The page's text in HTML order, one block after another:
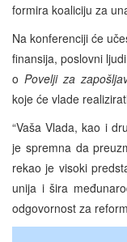
formira koaliciju za
Na konferenciji će
finansija, poslovni
oPovelji za
koje će vlade
“Vaša Vlada, kao i
je spremna da
rekao je visoki
unija i šira
odgovornost za